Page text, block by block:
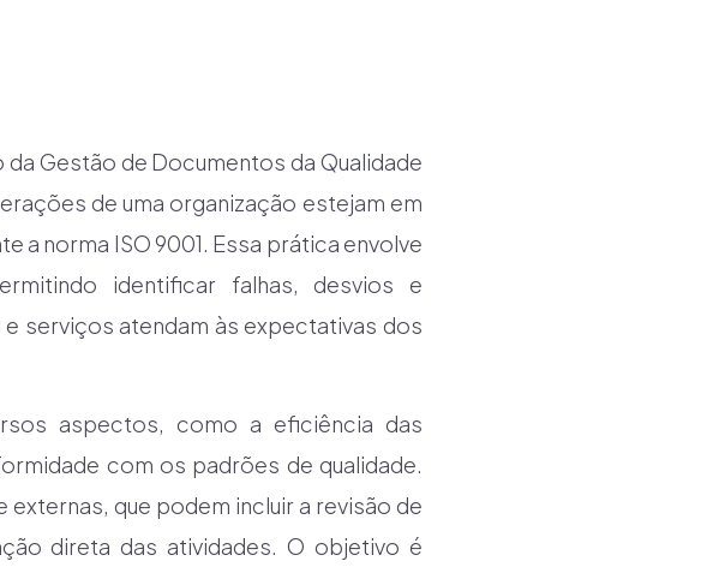
Gestão de Documentos da Qualidade
de uma organização estejam em
norma ISO 9001. Essa prática envolve
identificar falhas, desvios e
serviços atendam às expectativas dos
aspectos, como a eficiência das
com os padrões de qualidade.
que podem incluir a revisão de
direta das atividades. O objetivo é